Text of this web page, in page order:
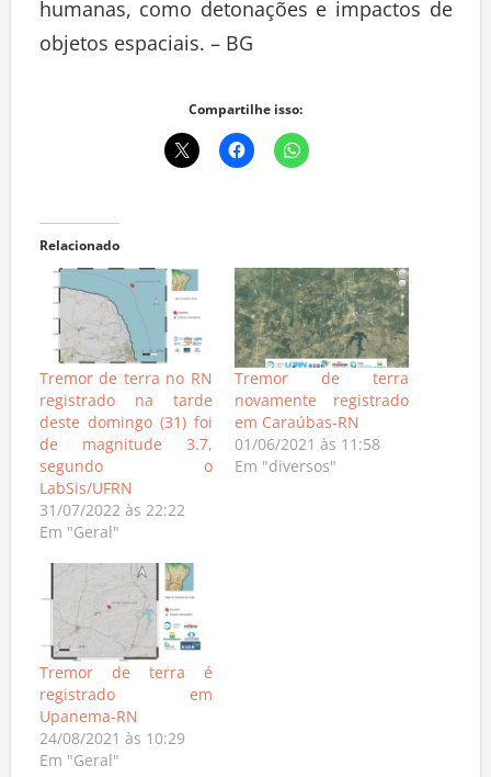
humanas, como detonações e impactos de
objetos espaciais. – BG
Compartilhe isso:
Relacionado
Tremor de terra no RN
registrado na tarde
deste domingo (31) foi
de magnitude 3.7,
segundo o
LabSis/UFRN
31/07/2022 às 22:22
Em "Geral"
Tremor de terra
novamente registrado
em Caraúbas-RN
01/06/2021 às 11:58
Em "diversos"
Tremor de terra é
registrado em
Upanema-RN
24/08/2021 às 10:29
Em "Geral"